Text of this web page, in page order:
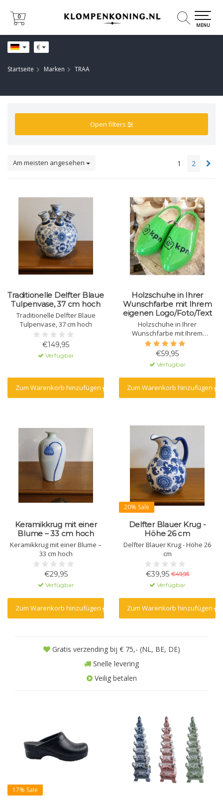
€
0
0
MENU
Startseite Marken TRAA
Open filters
Am meisten angesehen 1 2
Traditionelle Delfter Blaue
Tulpenvase, 37 cm hoch
Traditionelle Delfter Blaue
Tulpenvase, 37 cm hoch
€149,95
Verfügbar
Zum Warenkorb hinzufügen
Holzschuhe in Ihrer
Wunschfarbe mit Ihrem
eigenen Logo/Foto/Text
Holzschuhe in Ihrer
Wunschfarbe mit Ihrem
eigenen Logo/Foto/Text
€59,95
Verfügbar
Zum Warenkorb hinzufügen
Keramikkrug mit einer
Blume – 33 cm hoch
Keramikkrug mit einer Blume –
33 cm hoch
€29,95
Verfügbar
Zum Warenkorb hinzufügen
20% Sale
Delfter Blauer Krug -
Höhe 26 cm
Delfter Blauer Krug - Höhe 26
cm
€39,95 €49,95
Verfügbar
Zum Warenkorb hinzufügen
Gratis verzending bij € 75,- (NL, BE, DE)
Snelle levering
Veilig betalen
17% Sale